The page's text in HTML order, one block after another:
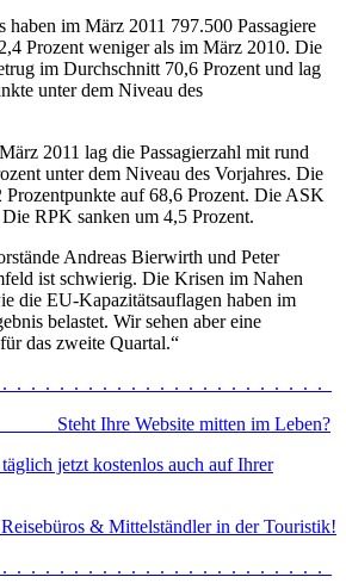
im März 2011 797.500 Passagiere
Prozent weniger als im März 2010. Die
im Durchschnitt 70,6 Prozent und lag
unter dem Niveau des
2011 lag die Passagierzahl mit rund
unter dem Niveau des Vorjahres. Die
Prozentpunkte auf 68,6 Prozent. Die ASK
RPK sanken um 4,5 Prozent.
Andreas Bierwirth und Peter
ist schwierig. Die Krisen im Nahen
die EU-Kapazitätsauflagen haben im
belastet. Wir sehen aber eine
das zweite Quartal.“
Website mitten im Leben?
jetzt kostenlos auch auf Ihrer
& Mittelständler in der Touristik!